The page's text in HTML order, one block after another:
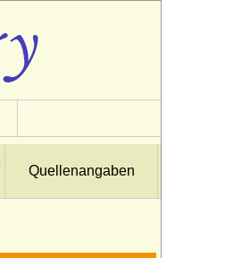
Quellenangaben